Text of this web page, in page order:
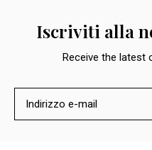
Iscriviti alla
Receive the latest